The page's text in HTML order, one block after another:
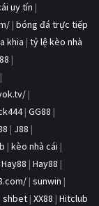
uy tín |
| bóng đá trực tiếp
khia | tỷ lệ kèo nhà
|
|
|
| GG88 |
| J88 |
| kèo nhà cái |
Hay88 | Hay88 |
| sunwin |
shbet | XX88 | Hitclub